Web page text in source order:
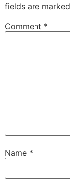
fields are marked
Comment *
Name *